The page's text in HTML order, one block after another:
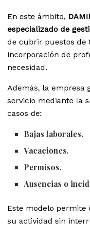
En este ámbito,
especializado de
de cubrir puestos de
incorporación de
necesidad.
Además, la empresa
servicio mediante la
casos de:
Bajas laborales.
Vacaciones.
Permisos.
Ausencias o
Este modelo permite
su actividad sin